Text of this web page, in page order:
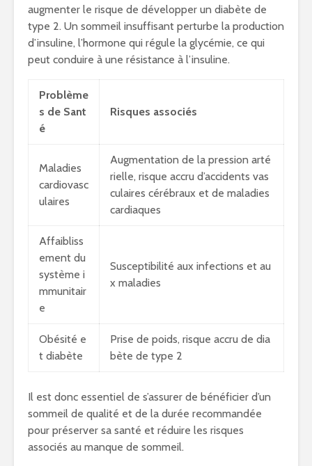
augmenter le risque de développer un diabète de
type 2. Un sommeil insuffisant perturbe la production
d’insuline, l’hormone qui régule la glycémie, ce qui
peut conduire à une résistance à l’insuline.
Problème
s de Sant
é
Risques associés
Maladies
cardiovasc
ulaires
Augmentation de la pression arté
rielle, risque accru d’accidents vas
culaires cérébraux et de maladies
cardiaques
Affaibliss
ement du
système i
mmunitair
e
Susceptibilité aux infections et au
x maladies
Obésité e
t diabète
Prise de poids, risque accru de dia
bète de type 2
Il est donc essentiel de s’assurer de bénéficier d’un
sommeil de qualité et de la durée recommandée
pour préserver sa santé et réduire les risques
associés au manque de sommeil.